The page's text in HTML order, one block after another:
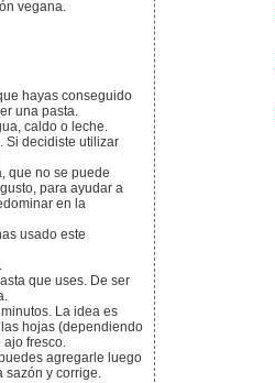
vegana.
hayas conseguido
una pasta.
caldo o leche.
Si decidiste utilizar
que no se puede
para ayudar a
en la
usado este
que uses. De ser
hojas (dependiendo
ajo fresco.
agregarle luego
sazón y corrige.